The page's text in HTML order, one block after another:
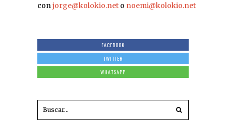
conjorge@kolokio.net o noemi@kolokio.net
FACEBOOK
TWITTER
WHATSAPP